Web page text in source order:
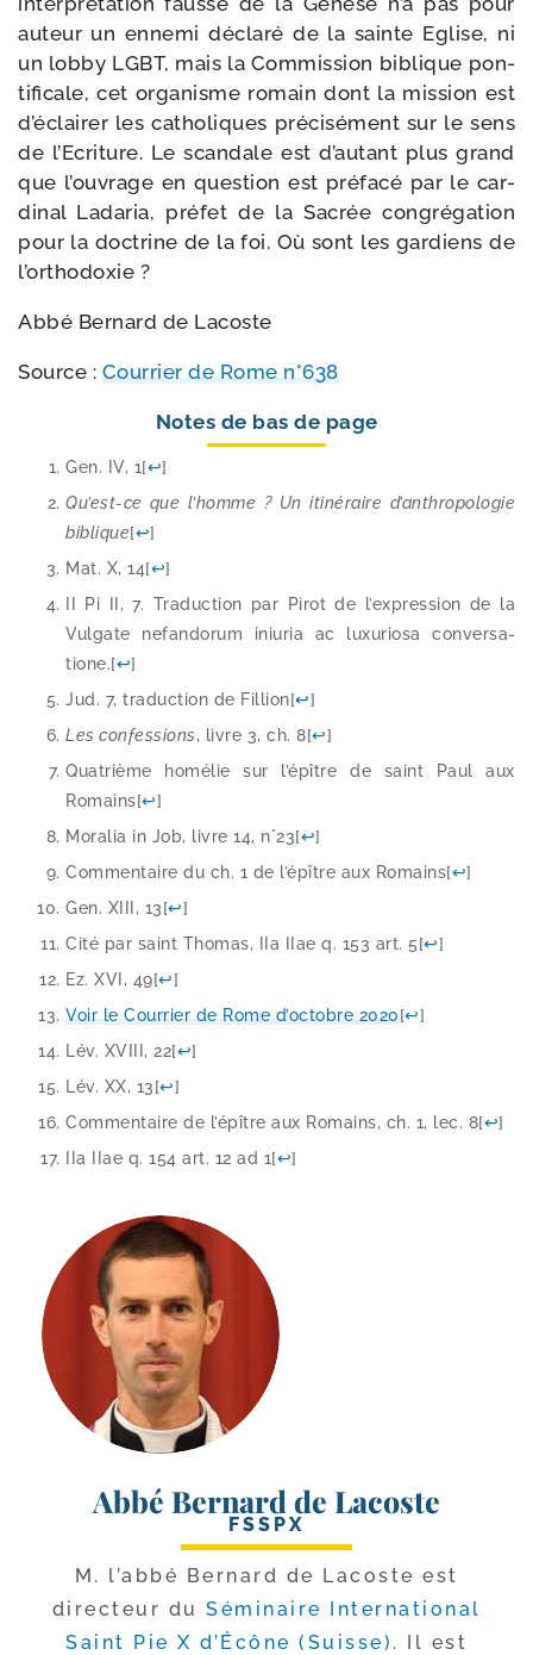
auteur un enne­mi décla­ré de la sainte Eglise, ni
un lob­by LGBT, mais la Commission biblique pon­
ti­fi­cale, cet orga­nisme romain dont la mis­sion est
d’éclairer les catho­liques pré­ci­sé­ment sur le sens
de l’Ecriture. Le scan­dale est d’autant plus grand
que l’ouvrage en ques­tion est pré­fa­cé par le car­
di­nal Ladaria, pré­fet de la Sacrée congré­ga­tion
pour la doc­trine de la foi. Où sont les gar­diens de
l’orthodoxie ?
Abbé Bernard de Lacoste
Source : Courrier de Rome n°638
Notes de bas de page
Gen. IV, 1[↩]
Qu’est-ce que l’homme ? Un iti­né­raire d’anthropologie
biblique[↩]
Mat. X, 14[↩]
II Pi II, 7. Traduction par Pirot de l’expression de la
Vulgate nefan­do­rum iniu­ria ac luxu­rio­sa conver­sa­
tione.[↩]
Jud. 7, tra­duc­tion de Fillion[↩]
Les confes­sions, livre 3, ch. 8[↩]
Quatrième homé­lie sur l’épître de saint Paul aux
Romains[↩]
Moralia in Job, livre 14, n°23[↩]
Commentaire du ch. 1 de l’épître aux Romains[↩]
Gen. XIII, 13[↩]
Cité par saint Thomas, IIa IIae q. 153 art. 5[↩]
Ez. XVI, 49[↩]
Voir le Courrier de Rome d’octobre 2020[↩]
Lév. XVIII, 22[↩]
Lév. XX, 13[↩]
Commentaire de l’épître aux Romains, ch. 1, lec. 8[↩]
IIa IIae q. 154 art. 12 ad 1[↩]
Abbé Bernard de Lacoste
FSSPX
M. l’ab­bé Bernard de Lacoste est
direc­teur du Séminaire International
Saint Pie X d’Écône (Suisse) . Il est